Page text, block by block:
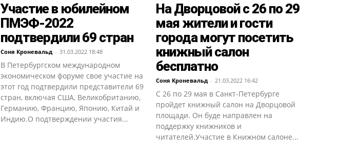
Участие в юбилейном
ПМЭФ-2022
подтвердили 69 стран
Соня Кроневальд - 31.03.2022 18:48
В Петербургском международном
экономическом форуме свое участие на
этот год подтвердили представители 69
стран, включая США, Великобританию,
Германию, Францию, Японию, Китай и
Индию.О подтверждении участия...
На Дворцовой с 26 по 29
мая жители и гости
города могут посетить
книжный салон
бесплатно
Соня Кроневальд - 21.03.2022 16:42
С 26 по 29 мая в Санкт-Петербурге
пройдет книжный салон на Дворцовой
площади. Он буде направлен на
поддержку книжников и
читателей.Участие в Книжном салоне...